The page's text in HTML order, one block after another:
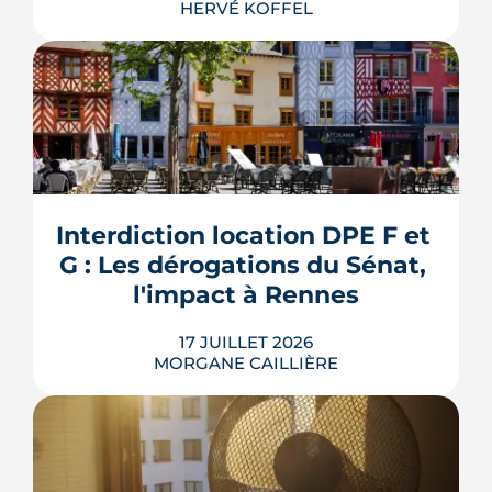
HERVÉ KOFFEL
Louer, c'est aussi assurer. Entre
l'obligation légale, les garanties utiles
et les options commerciales, ce guide
bien sans payer pour rien.
LIRE L'ARTICLE
Interdiction location DPE F et
G : Les dérogations du Sénat,
l'impact à Rennes
17 JUILLET 2026
MORGANE CAILLIÈRE
Le 8 juillet 2026, le Sénat a voté cinq